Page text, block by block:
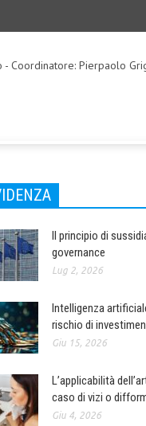
Coordinatore: Pierpaolo
Il principio di
governance
Lug 2, 2026
Intelligenza
rischio di
Giu 15, 2026
L’applicabilità
caso di vizi o
Giu 4, 2026